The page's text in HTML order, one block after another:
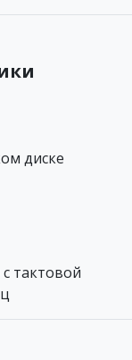
диске
тактовой